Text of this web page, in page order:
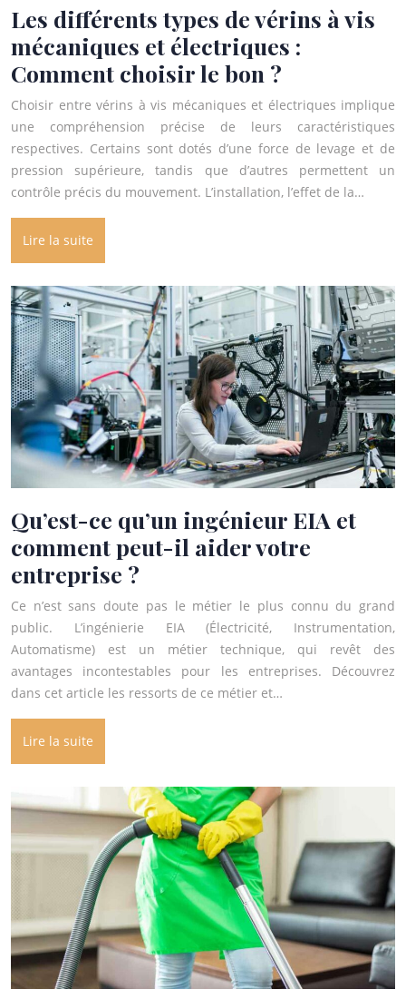
Les différents types de vérins à vis
mécaniques et électriques :
Comment choisir le bon ?
Choisir entre vérins à vis mécaniques et électriques implique
une compréhension précise de leurs caractéristiques
respectives. Certains sont dotés d’une force de levage et de
pression supérieure, tandis que d’autres permettent un
contrôle précis du mouvement. L’installation, l’effet de la…
Lire la suite
Qu’est-ce qu’un ingénieur EIA et
comment peut-il aider votre
entreprise ?
Ce n’est sans doute pas le métier le plus connu du grand
public. L’ingénierie EIA (Électricité, Instrumentation,
Automatisme) est un métier technique, qui revêt des
avantages incontestables pour les entreprises. Découvrez
dans cet article les ressorts de ce métier et…
Lire la suite